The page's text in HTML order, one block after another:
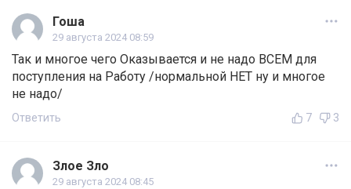
Гоша
29 августа 2024 08:59
Так и многое чего Оказывается и не надо ВСЕМ для
поступления на Работу /нормальной НЕТ ну и многое
не надо/
Ответить 7 3
Злое Зло
29 августа 2024 08:45